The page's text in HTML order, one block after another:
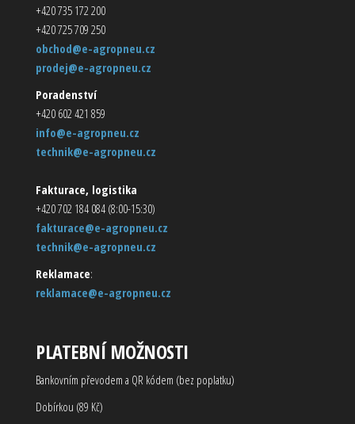
+420 735 172 200
+420 725 709 250
obchod@e-agropneu.cz
prodej@e-agropneu.cz
Poradenství
+420 602 421 859
info@e-agropneu.cz
technik@e-agropneu.cz
Fakturace, logistika
+420 702 184 084 (8:00-15:30)
fakturace@e-agropneu.cz
technik@e-agropneu.cz
Reklamace:
reklamace@e-agropneu.cz
PLATEBNÍ MOŽNOSTI
Bankovním převodem a QR kódem (bez poplatku)
Dobírkou (89 Kč)